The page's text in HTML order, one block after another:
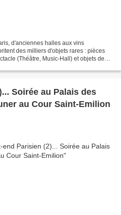
d'anciennes halles aux vins
des milliers d'objets rares : pièces
(Théâtre, Music-Hall) et objets de
Soirée au Palais des
au Cour Saint-Emilion